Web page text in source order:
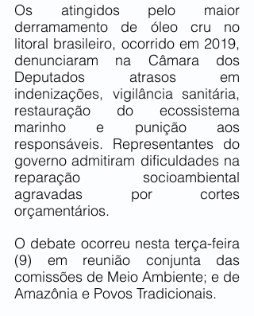
Os atingidos pelo maior
derramamento de óleo cru no
litoral brasileiro, ocorrido em 2019,
denunciaram na Câmara dos
Deputados atrasos em
indenizações, vigilância sanitária,
restauração do ecossistema
marinho e punição aos
responsáveis. Representantes do
governo admitiram dificuldades na
reparação socioambiental
agravadas por cortes
orçamentários.
O debate ocorreu nesta terça-feira
(9) em reunião conjunta das
comissões de Meio Ambiente; e de
Amazônia e Povos Tradicionais.